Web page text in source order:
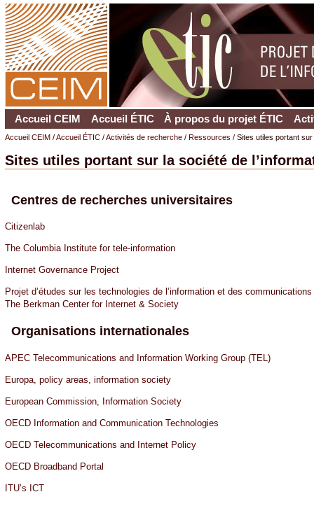
Accueil CEIM Accueil ÉTIC À propos du projet ÉTIC
Accueil CEIM/Accueil ÉTIC/Activités de recherche/ Ressources / Sites utiles portant
Sites utiles portant sur la société de
Centres de recherches universitaires
Citizenlab
The Columbia Institute for tele-information
Internet Governance Project
Projet d’études sur les technologies de l’information et des communications
The Berkman Center for Internet & Society
Organisations internationales
APEC Telecommunications and Information Working Group (TEL)
Europa, policy areas, information society
European Commission, Information Society
OECD Information and Communication Technologies
OECD Telecommunications and Internet Policy
OECD Broadband Portal
ITU’s ICT